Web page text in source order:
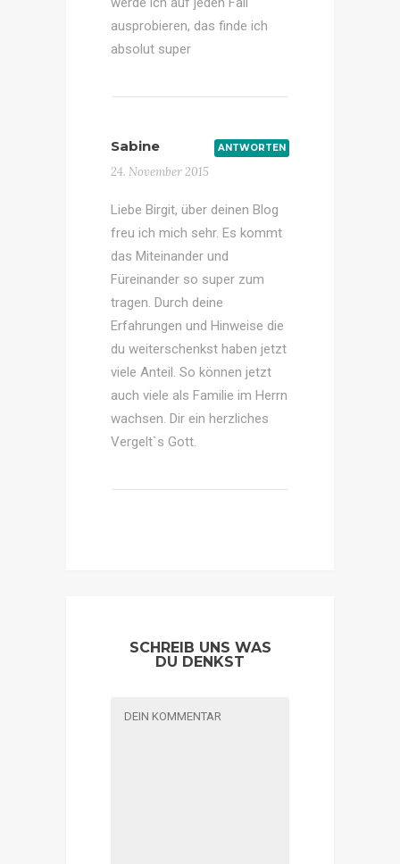
ausprobieren, das finde ich
absolut super
Sabine
24. November 2015
ANTWORTEN
Liebe Birgit, über deinen Blog
freu ich mich sehr. Es kommt
das Miteinander und
Füreinander so super zum
tragen. Durch deine
Erfahrungen und Hinweise die
du weiterschenkst haben jetzt
viele Anteil. So können jetzt
auch viele als Familie im Herrn
wachsen. Dir ein herzliches
Vergelt`s Gott.
SCHREIB UNS WAS
DU DENKST